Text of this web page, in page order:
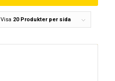
Visa 20 Produkter per sida